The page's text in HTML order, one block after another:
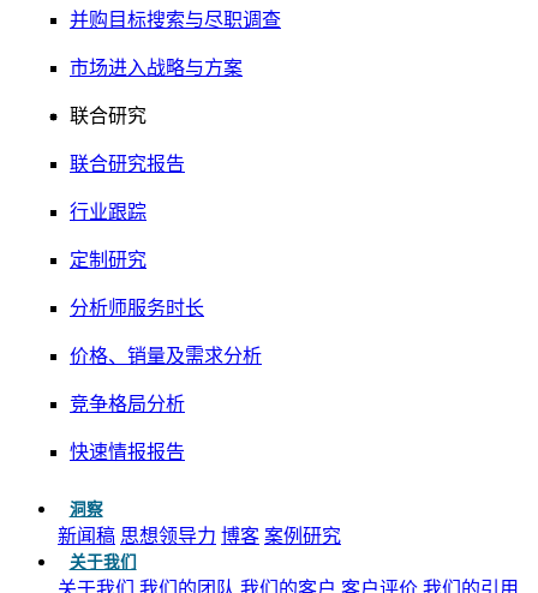
并购目标搜索与尽职调查
市场进入战略与方案
联合研究
联合研究报告
行业跟踪
定制研究
分析师服务时长
价格、销量及需求分析
竞争格局分析
快速情报报告
洞察
新闻稿 思想领导力 博客 案例研究
关于我们
关于我们 我们的团队 我们的客户 客户评价 我们的引用